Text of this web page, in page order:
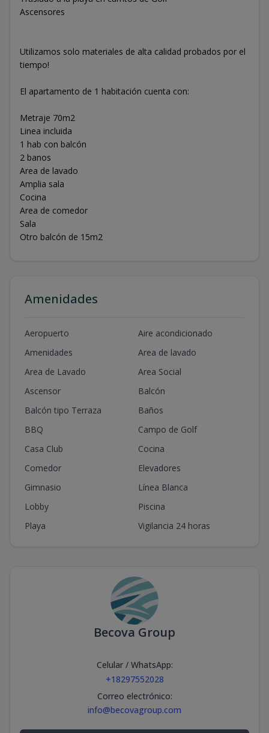
Ascensores
Utilizamos solo materiales de alta calidad probados por el
tiempo!
El apartamento de 1 habitación cuenta con:
Metraje 70m2
Linea incluida
1 hab con balcón
2 banos
Area de lavado
Amplia sala
Cocina
Area de comedor
Sala
Otro balcón de 15m2
Amenidades
Aeropuerto
Aire acondicionado
Amenidades
Area de lavado
Area de Lavado
Area Social
Ascensor
Balcón
Balcón tipo Terraza
Baños
BBQ
Campo de Golf
Casa Club
Cocina
Comedor
Elevadores
Gimnasio
Línea Blanca
Lobby
Piscina
Playa
Vigilancia 24 horas
Becova Group
Celular / WhatsApp:
+18297552028
Correo electrónico:
info@becovagroup.com